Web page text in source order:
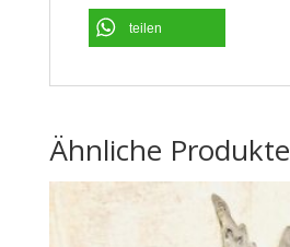
teilen
Ähnliche Produkte